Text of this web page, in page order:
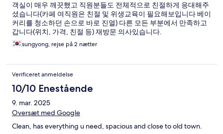
객실이 매우 깨끗했고 직원분들도 전체적으로 친절하게 응대해주
셨습니다(카페 여직원은 친절 및 위생교육이 필요해보입니다 베이
커리를 청소하던 손으로 바로 진열) 다른 모든 부분에서 만족하고
갑니다(위치, 가격, 친절 등) 재방문 의사있습니다.
sungyong, rejse på 2 nætter
Verificeret anmeldelse
10/10 Enestående
9. mar. 2025
Oversæt med Google
Clean, has everything u need, spacious and close to old town.